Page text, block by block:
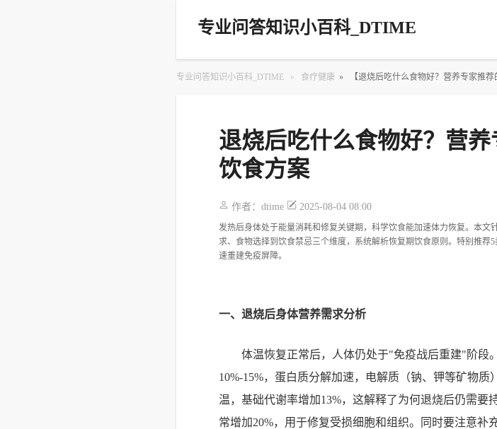
专业问答知识小百科_DTIME
专业问答知识小百科_DTIME» 食疗健康» 【退烧后吃什么食物好？营养专家推
退烧后吃什么食物好？营
饮食方案
作者： dtime 2025-08-04 08:00
发热后身体处于能量消耗和修复关键期，科学饮食能加速体力恢复。本文
求、食物选择到饮食禁忌三个维度，系统解析恢复期饮食原则。特别推荐
速重建免疫屏障。
一、退烧后身体营养需求分析
体温恢复正常后，人体仍处于"免疫战后重建"阶段
10%-15%，蛋白质分解加速，电解质（钠、钾等矿物
温，基础代谢率增加13%，这解释了为何退烧后仍需要
常增加20%，用于修复受损细胞和组织。同时要注意补